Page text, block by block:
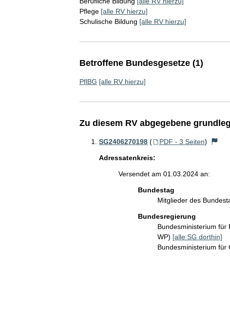
Pflege [alle RV hierzu]
Schulische Bildung [alle RV hierzu]
Betroffene Bundesgesetze (1)
PflBG [alle RV hierzu]
Zu diesem RV abgegebene
SG2406270198 ( PDF - 3 Seiten)
Adressatenkreis:
Versendet am 01.03.2024 an:
Bundestag
Mitglieder des
Bundesregierung
Bundesministerium für
WP) [alle SG dorthin]
Bundesministerium